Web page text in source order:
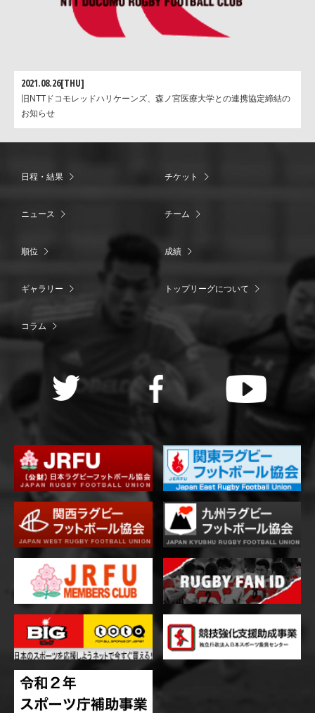
2021.08.26[THU]
旧NTTドコモレッドハリケーンズ、森ノ宮医療大学との連携協定締結の
お知らせ
日程・結果 チケット
ニュース チーム
順位 成績
ギャラリー トップリーグについて
コラム